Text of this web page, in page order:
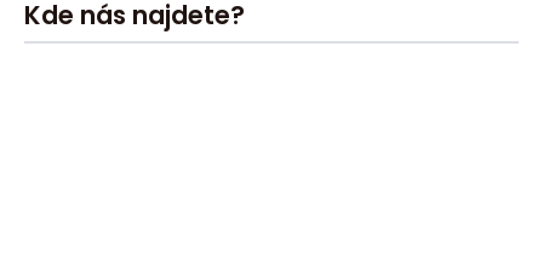
Kde nás najdete?